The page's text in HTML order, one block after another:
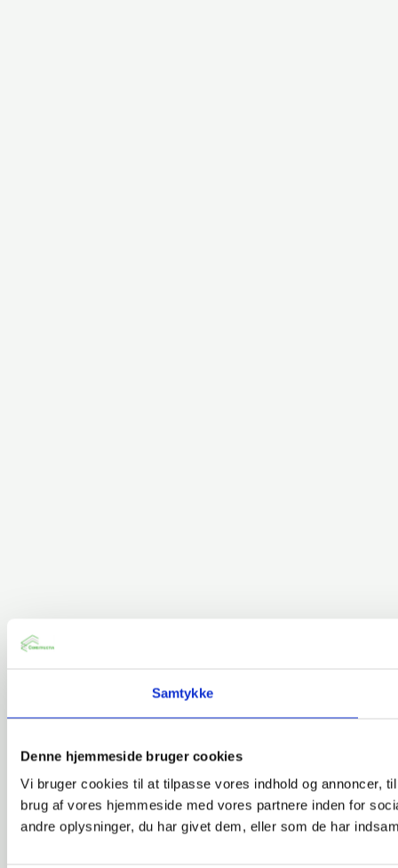
Samtykke
Denne hjemmeside bruger cookies
Vi bruger cookies til at tilpasse vores indhold og annoncer,
brug af vores hjemmeside med vores partnere inden for
andre oplysninger, du har givet dem, eller som de har